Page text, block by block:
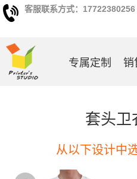
套头卫
从以下设计中
客服联系方式：17722380256
专属定制 销